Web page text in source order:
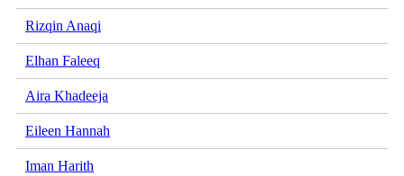
Rizqin Anaqi
Elhan Faleeq
Aira Khadeeja
Eileen Hannah
Iman Harith